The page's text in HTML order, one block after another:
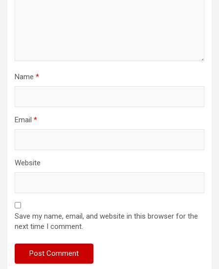
Name *
Email *
Website
Save my name, email, and website in this browser for the
next time I comment.